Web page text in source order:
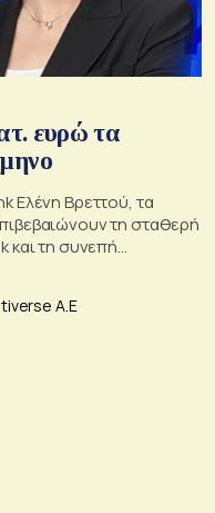
ευρώ τα
Ελένη Βρεττού, τα
τη σταθερή
και τη συνεπή